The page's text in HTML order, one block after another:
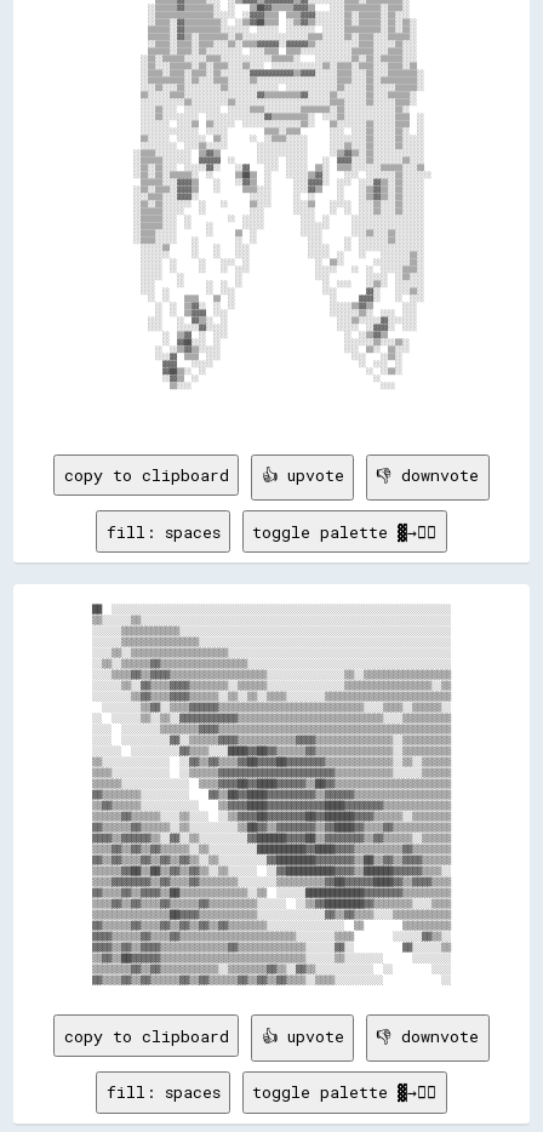
copy to clipboard 👍 upvote 👎 downvote
fill: spaces toggle palette ▓→✊🏽
██  ░░░░░░░░░░░░░░░░░░░░░░░░░░░░░░░░░░░░░░░░░░░░░░░░░░░░░░░░░░░░░░░░░░░░░░
▒▒░░░░░░▒▒░░░░░░░░░░░░░░░░░░░░░░░░░░░░░░░░░░░░░░░░░░░░░░░░░░░░░░░░░░░░░░░░
░░░░░░▒▒▒▒▒▒▒▒▒▒▒▒░░░░░░░░░░░░░░░░░░░░░░░░░░░░░░░░░░░░░░░░░░░░░░░░░░░░░░░░
░░░░░░▒▒▒▒▒▒▒▒▒▒▒▒▒▒▒▒░░░░░░░░░░░░░░░░░░░░░░░░░░░░░░░░░░░░░░░░░░░░░░░░░░░░
░░░░▒▒░░▒▒▒▒▒▒▒▒▒▒▒▒▒▒▒▒▒▒▒▒░░░░░░░░░░░░░░░░░░░░░░░░░░░░░░░░░░░░░░░░░░░░░░
░░▒▒░░▒▒▒▒▒▒▓▓▒▒▒▒▒▒▒▒▒▒▒▒▒▒▒▒▒▒░░░░░░░░░░░░░░░░░░░░░░░░░░░░░░░░░░░░░░░░░░
░░░░▒▒▒▒▓▓▒▒▓▓▓▓▒▒▒▒▒▒▒▒▒▒▒▒▒▒▒▒▒▒▒▒░░░░░░░░░░░░░░░░▒▒░░▒▒▒▒▒▒▒▒▒▒▒▒▒▒▒▒▒▒
░░░░░░▒▒░░▓▓▒▒▒▒▓▓▓▓▒▒▒▒▒▒▒▒░░▒▒▒▒▒▒░░░░░░░░░░░░░░░░▒▒▒▒▒▒▒▒▒▒▒▒▒▒▒▒▒▒░░▒▒
░░░░░░░░▒▒▓▓▒▒▒▒▓▓▓▓▒▒▒▒▒▒░░▒▒░░▒▒░░▒▒▒▒░░░░░░░░▒▒▒▒▒▒▒▒▒▒▒▒▒▒▒▒▒▒▒▒▒▒▒▒▒▒
  ░░░░░░░░▒▒▓▓░░▒▒▒▒▓▓▓▓▓▓▒▒▒▒▒▒▒▒▒▒▒▒▒▒▒▒▒▒▒▒▒▒▒▒▒▒▒▒▒▒░░░░▒▒▒▒░░▒▒▒▒▒▒░░
░░  ░░░░░░▒▒░░▒▒░░▓▓▓▓▓▓▓▓▓▓▓▓▒▒▒▒▒▒▒▒▒▒▒▒▒▒▒▒▒▒▒▒▒▒▒▒▒▒▒▒▒▒░░░░▒▒▒▒▒▒▒▒▒▒
░░░░  ░░░░░░░░▒▒▒▒▒▒▒▒▓▓▓▓▒▒▒▒▒▒▒▒▒▒▒▒▒▒▒▒▒▒▒▒▒▒▒▒▒▒▒▒▒▒▒▒▒▒▒▒▒▒▒▒▒▒▒▒▒▒▒▒
░░░░  ░░░░░░░░░░▓▓░░▒▒▒▒▒▒▓▓▓▓▒▒▒▒▒▒▒▒▒▒▒▒▓▓▓▓▒▒▒▒▒▒▒▒▒▒▒▒▒▒▒▒░░▒▒▒▒▒▒▒▒▒▒
░░░░░░  ░░░░░░░░░░▓▓▒▒▒▒░░░░████▓▓██▓▓▒▒▒▒▒▒▓▓▒▒▒▒▒▒▒▒▒▒▒▒▒▒▒▒░░▒▒▒▒▒▒▒▒▒▒
▒▒░░░░░░░░░░░░░░  ░░▓▓▒▒▓▓▒▒▒▒▓▓██▓▓▓▓██▓▓▓▓▓▓▓▓▒▒▒▒▒▒▒▒▒▒▒▒▒▒░░▒▒░░▒▒▒▒▒▒
▒▒▒▒░░░░░░░░░░░░  ░░▒▒▒▒▒▒▓▓▓▓▓▓▓▓▓▓▓▓▓▓▓▓▓▓▓▓▓▓▓▓▒▒▒▒▒▒▒▒▒▒▒▒░░░░░░▒▒▒▒▒▒
▒▒▒▒▒▒░░░░░░░░░░░░░░  ▒▒▒▒▓▓▓▓██▓▓████▓▓▓▓▓▓▒▒██▓▓▒▒▒▒▒▒▒▒▒▒▒▒▒▒▒▒▒▒▒▒▒▒▒▒
▓▓▒▒▒▒▒▒▒▒░░░░░░░░░░    ▓▓▒▒██▓▓████▓▓▓▓▓▓▓▓▓▓▒▒▓▓▓▓▓▓▒▒▒▒▒▒▒▒▒▒▒▒▒▒▒▒▒▒▒▒
▒▒▓▓▒▒▒▒▒▒░░░░░░░░░░░░    ▒▒▓▓▓▓████▓▓▓▓▓▓▓▓▓▓▓▓████▓▓▓▓▓▓▓▓▒▒▒▒▒▒▒▒▒▒▒▒▒▒
▒▒▒▒▒▒▓▓▒▒▒▒▒▒░░░░▒▒░░░░  ░░▒▒▓▓▓▓██▓▓▓▓▓▓▓▓██▓▓██████▓▓▓▓▒▒▒▒▒▒░░▒▒▒▒▒▒▒▒
▓▓▒▒▒▒▒▒▓▓▒▒▒▒▒▒░░▒▒░░░░░░░░░░▒▒██▓▓▒▒▓▓▓▓▓▓▓▓▒▒▓▓████▓▓▒▒▒▒▓▓▒▒▒▒▒▒▒▒▒▒▒▒
▓▓▓▓▒▒▓▓▓▓▓▓▒▒░░▓▓░░▒▒░░░░░░░░░░▓▓██████▓▓▓▓██▒▒▓▓▓▓▓▓▓▓▒▒▓▓▒▒▒▒▒▒░░▒▒▒▒▒▒
▒▒▒▒▓▓▒▒▓▓▒▒▓▓▒▒▒▒▒▒░░▒▒░░░░░░░░░░██████████▓▓████▓▓▓▓▒▒▒▒▒▒▒▒▒▒▓▓▒▒▒▒▒▒▒▒
▓▓▒▒▓▓▒▒▒▒▓▓▒▒▓▓▒▒▓▓▒▒░░▒▒░░░░░░░░░░▓▓████████▓▓▓▓▓▓▓▓▒▒██▒▒▓▓▒▒▓▓▓▓▒▒▒▒▒▒
▒▒▒▒▒▒▓▓██▒▒██▒▒▓▓▒▒▓▓▒▒░░▒▒░░░░░░  ░░▓▓██████████▓▓▓▓▒▒██████▓▓▓▓▓▓▒▒▒▒░░
▒▒▒▒▓▓▓▓▓▓▓▓▒▒▓▓▒▒▒▒▓▓▒▒▒▒▒▒▒▒░░░░░░░░▒▒▒▒▒▒▒▒▒▒▓▓██▓▓▓▓▓▓████▓▓▒▒▓▓▓▓▒▒▒▒
▓▓▒▒▒▒▓▓▒▒▓▓▓▓▒▒██▒▒▒▒▒▒▒▒▒▒▒▒▒▒░░▒▒  ░░░░░░████████████▓▓▓▓▓▓▓▓▒▒▒▒▒▒▒▒▒▒
▒▒▒▒▓▓▒▒▓▓▒▒▒▒▓▓▒▒▒▒▒▒▓▓▒▒▒▒▒▒▒▒▒▒░░░░░░  ░░▒▒▓▓████████▓▓▒▒▒▒▒▒▒▒░░░░▒▒▒▒
▒▒▒▒▒▒▒▒▒▒▒▒▒▒▒▒██▓▓▓▓▒▒▒▒▒▒▒▒▒▒▒▒░░░░░░░░░░░░░░▓▓▒▒▓▓▒▒▒▒░░░░▒▒▒▒▒▒▒▒▒▒▒▒
▓▓▒▒▒▒▒▒▓▓▒▒▒▒▓▓▒▒▓▓▒▒▓▓▒▒▓▓▒▒▒▒▒▒▒▒░░░░░░░░░░░░░░░░  ▒▒        ▒▒▒▒▒▒▒▒▒▒
▓▓▓▓▒▒▒▒▒▒▓▓▒▒▒▒▓▓▒▒▒▒▒▒▒▒▒▒▒▒▒▒▒▒▒▒▒▒▒▒▒▒░░░░░░░░▒▒▒▒        ░░░░░░▓▓▒▒░░
▓▓▓▓▒▒▓▓▒▒▓▓▓▓▒▒▒▒▒▒▒▒▒▒▒▒▒▒▓▓▒▒▒▒▒▒▒▒▒▒▒▒▒▒░░░░░░▓▓░░          ▓▓░░░░░░▒▒
▒▒▓▓▒▒██▓▓▓▓▓▓▒▒▒▒▒▒▒▒▒▒▒▒▒▒▒▒▒▒▒▒▒▒▒▒▒▒▒▒▒▒░░░░░░▒▒░░░░░░░░      ░░░░░░░░
▒▒▒▒▒▒▒▒▓▓▒▒▓▓▒▒▒▒▒▒▒▒▒▒▒▒░░▒▒▒▒▒▒▒▒▓▓▒▒░░▓▓▒▒░░░░░░░░░░░░  ░░        ░░░░
copy to clipboard 👍 upvote 👎 downvote
fill: spaces toggle palette ▓→✊🏽